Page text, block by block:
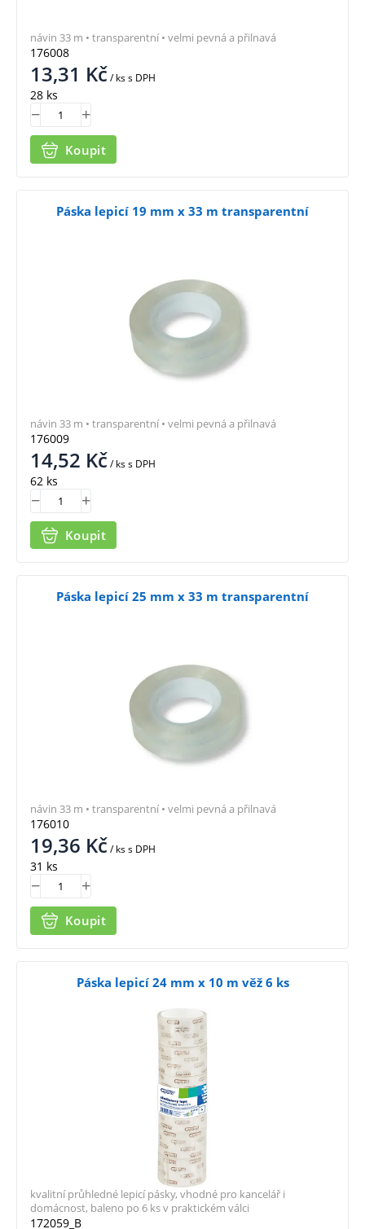
176008
13,31 Kč/ kss DPH
28 ks
Koupit
návin 33 m • transparentní • velmi pevná a přilnavá
Páska lepicí 19 mm x 33 m transparentní
176009
14,52 Kč/ kss DPH
62 ks
Koupit
návin 33 m • transparentní • velmi pevná a přilnavá
Páska lepicí 25 mm x 33 m transparentní
176010
19,36 Kč/ kss DPH
31 ks
Koupit
návin 33 m • transparentní • velmi pevná a přilnavá
Páska lepicí 24 mm x 10 m věž 6 ks
172059_B
kvalitní průhledné lepicí pásky, vhodné pro kancelář i
domácnost, baleno po 6 ks v praktickém válci